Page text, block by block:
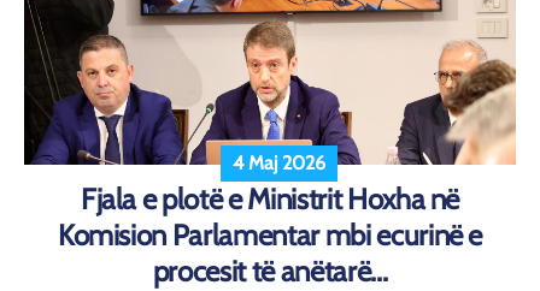
4 Maj 2026
Fjala e plotë e Ministrit Hoxha në
Komision Parlamentar mbi ecurinë e
procesit të anëtarë...